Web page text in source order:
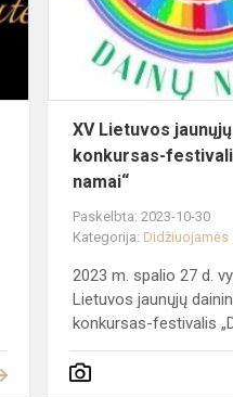
ir
vokalistų
XV Lietuvos
konkursas-
namai“
Paskelbta: 2023-10-30
Kategorija: Didžiuojamės
2023 m. spalio 27 d.
Lietuvos jaunųjų
konkursas-festivalis